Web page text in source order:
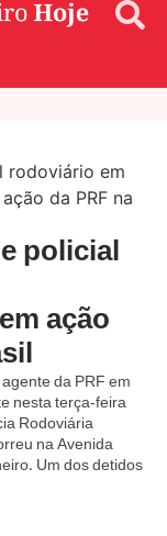
policial
ação
da PRF em
nesta terça-feira
Rodoviária
na Avenida
Um dos detidos